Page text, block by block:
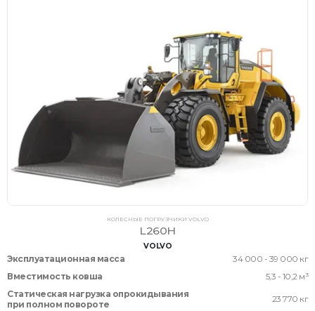
КОЛЕСНЫЕ ПОГРУЗЧИКИ VOLVO
L260H
VOLVO
Эксплуатационная масса
34 000 - 39 000 кг
Вместимость ковша
5,3 - 10,2 м³
Статическая нагрузка опрокидывания
при полном повороте
23 770 кг